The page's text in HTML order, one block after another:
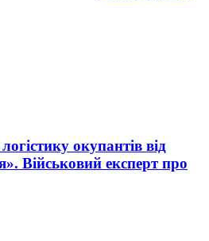
окупантів від
Військовий експерт про